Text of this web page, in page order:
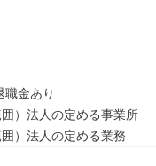
職金あり
）法人の定める事業所
）法人の定める業務